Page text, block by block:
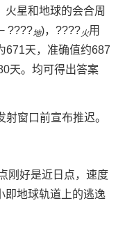
星和地球的会合周
????地)，????火用
671天，准确值约687
天。均可得出答案
窗口前宣布推迟。
刚好是近日点，速度
即地球轨道上的逃逸